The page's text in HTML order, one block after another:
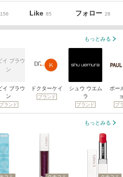
156 Like 85 フォロー 28
もっとみる
イ ブラウ
ン
イ ブラウ
ン
ブランド
ドクターケイ
ブランド
シュウ ウエム
ラ
ブランド
ポー
ブ
もっとみる